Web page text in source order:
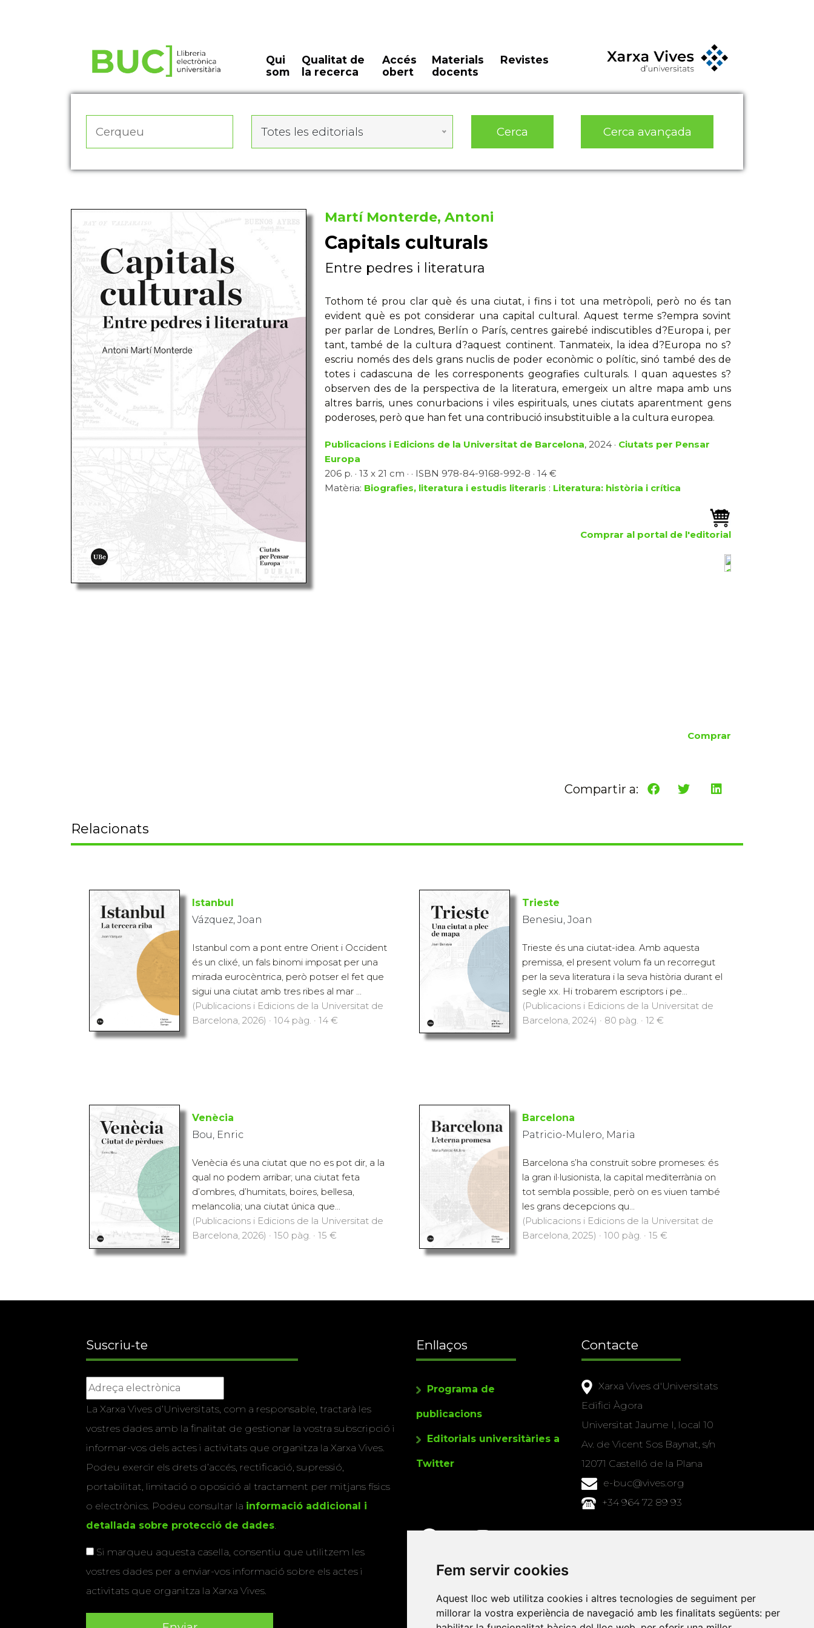
Fem servir cookies
Aquest lloc web utilitza cookies i altres tecnologies de seguiment per
millorar la vostra experiència de navegació amb les finalitats següents: per
Qui
som
Qualitat de
la recerca
Accés
obert
Materials
docents
Revistes
Totes les editorials Cerca Cerca avançada
Martí Monterde, Antoni
Capitals culturals
Entre pedres i literatura
Tothom té prou clar què és una ciutat, i fins i tot una metròpoli, però no és tan
evident què es pot considerar una capital cultural. Aquest terme s?empra sovint
per parlar de Londres, Berlín o París, centres gairebé indiscutibles d?Europa i, per
tant, també de la cultura d?aquest continent. Tanmateix, la idea d?Europa no s?
escriu només des dels grans nuclis de poder econòmic o polític, sinó també des de
totes i cadascuna de les corresponents geografies culturals. I quan aquestes s?
observen des de la perspectiva de la literatura, emergeix un altre mapa amb uns
altres barris, unes conurbacions i viles espirituals, unes ciutats aparentment gens
poderoses, però que han fet una contribució insubstituïble a la cultura europea.
Publicacions i Edicions de la Universitat de Barcelona, 2024 · Ciutats per Pensar
Europa
206 p. · 13 x 21 cm · · ISBN 978-84-9168-992-8 · 14 €
Matèria: Biografies, literatura i estudis literaris : Literatura: història i crítica
Comprar al portal de l'editorial
Comprar
Compartir a:
Relacionats
Istanbul
Vázquez, Joan
Istanbul com a pont entre Orient i Occident
és un clixé, un fals binomi imposat per una
mirada eurocèntrica, però potser el fet que
sigui una ciutat amb tres ribes al mar ...
(Publicacions i Edicions de la Universitat de
Barcelona, 2026) · 104 pàg. · 14 €
Trieste
Benesiu, Joan
Trieste és una ciutat-idea. Amb aquesta
premissa, el present volum fa un recorregut
per la seva literatura i la seva història durant el
segle xx. Hi trobarem escriptors i pe...
(Publicacions i Edicions de la Universitat de
Barcelona, 2024) · 80 pàg. · 12 €
Venècia
Bou, Enric
Venècia és una ciutat que no es pot dir, a la
qual no podem arribar; una ciutat feta
d’ombres, d’humitats, boires, bellesa,
melancolia; una ciutat única que...
(Publicacions i Edicions de la Universitat de
Barcelona, 2026) · 150 pàg. · 15 €
Barcelona
Patricio-Mulero, Maria
Barcelona s’ha construït sobre promeses: és
la gran il·lusionista, la capital mediterrània on
tot sembla possible, però on es viuen també
les grans decepcions qu...
(Publicacions i Edicions de la Universitat de
Barcelona, 2025) · 100 pàg. · 15 €
Suscriu-te
La Xarxa Vives d’Universitats, com a responsable, tractarà les
vostres dades amb la finalitat de gestionar la vostra subscripció i
informar-vos dels actes i activitats que organitza la Xarxa Vives.
Podeu exercir els drets d’accés, rectificació, supressió,
portabilitat, limitació o oposició al tractament per mitjans físics
o electrònics. Podeu consultar la informació addicional i
detallada sobre protecció de dades.
Si marqueu aquesta casella, consentiu que utilitzem les
vostres dades per a enviar-vos informació sobre els actes i
activitats que organitza la Xarxa Vives.
Enllaços
Programa de
publicacions
Editorials universitàries a
Twitter
Contacte
Xarxa Vives d'Universitats
Edifici Àgora
Universitat Jaume I, local 10
Av. de Vicent Sos Baynat, s/n
12071 Castelló de la Plana
e-buc@vives.org
+34 964 72 89 93